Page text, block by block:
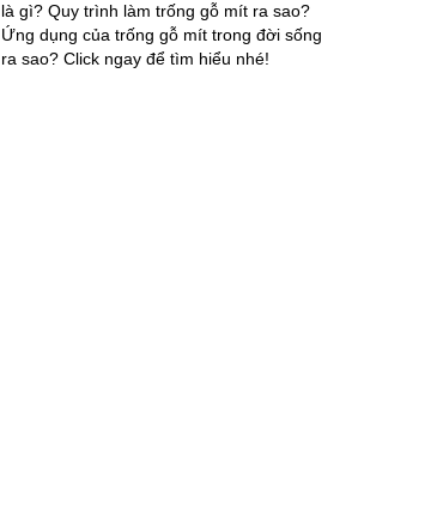
là gì? Quy trình làm trống gỗ mít ra sao?
Ứng dụng của trống gỗ mít trong đời sống
ra sao? Click ngay để tìm hiểu nhé!